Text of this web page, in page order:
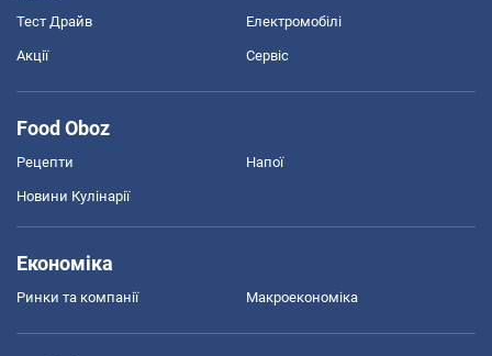
Тест Драйв Електромобілі
Акції Сервіс
Food Oboz
Рецепти Напої
Новини Кулінарії
Економіка
Ринки та компанії Макроекономіка